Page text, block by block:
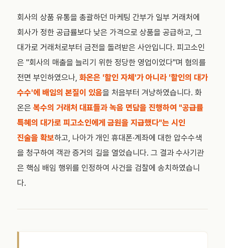
회사의 상품 유통을 총괄하던 마케팅 간부가 일부 거래처에
회사가 정한 공급률보다 낮은 가격으로 상품을 공급하고, 그
대가로 거래처로부터 금전을 돌려받은 사안입니다. 피고소인
은 "회사의 매출을 늘리기 위한 정당한 영업이었다"며 혐의를
전면 부인하였으나, 화온은 '할인 자체'가 아니라 '할인의 대가
수수'에 배임의 본질이 있음을 처음부터 겨냥하였습니다. 화
온은 복수의 거래처 대표들과 녹음 면담을 진행하여 "공급률
특혜의 대가로 피고소인에게 금원을 지급했다"는 시인
진술을 확보하고, 나아가 개인 휴대폰·계좌에 대한 압수수색
을 청구하여 객관 증거의 길을 열었습니다. 그 결과 수사기관
은 핵심 배임 행위를 인정하여 사건을 검찰에 송치하였습니
다.